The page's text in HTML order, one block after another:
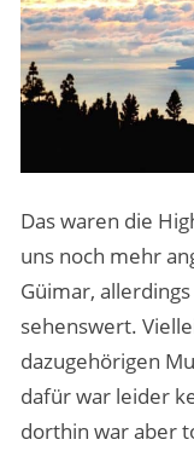
Das waren die
uns noch mehr
Güimar,
sehenswert.
dazugehörigen
dafür war leider
dorthin war aber